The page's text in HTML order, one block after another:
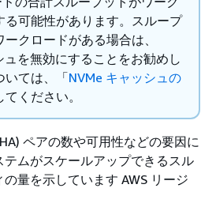
る可能性があります。スループ
クロードがある場合は、
ュを無効にすることをお勧めし
いては、「NVMe キャッシュの
てください。
ペアの数や可用性などの要因に
ムがスケールアップできるスル
量を示しています AWS リージ